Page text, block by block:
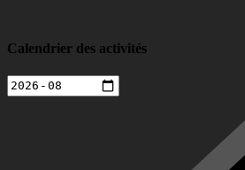
Calendrier des activités